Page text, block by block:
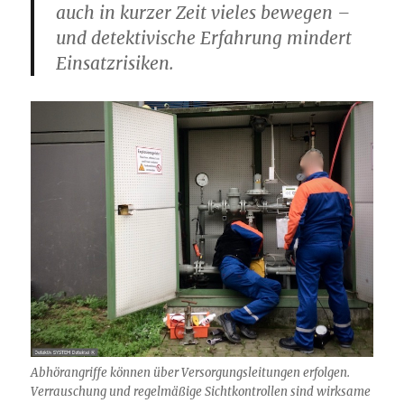
auch in kurzer Zeit vieles bewegen –
und detektivische Erfahrung mindert
Einsatzrisiken.
Abhörangriffe können über Versorgungsleitungen erfolgen.
Verrauschung und regelmäßige Sichtkontrollen sind wirksame